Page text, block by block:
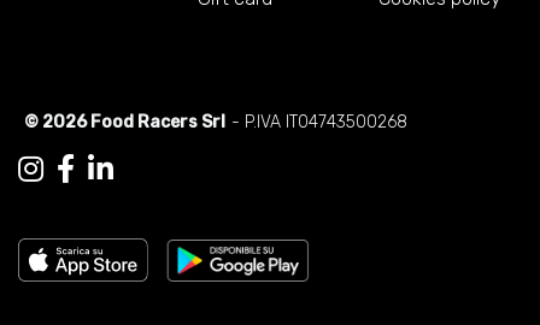
© 2026 Food Racers Srl - P.IVA IT04743500268